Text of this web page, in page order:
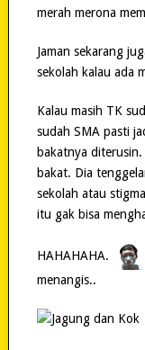
merah merona
Jaman sekarang
sekolah kalau ada
Kalau masih TK
sudah SMA pasti
bakatnya
bakat. Dia
sekolah atau
itu gak bisa
HAHAHAHA.
menangis..